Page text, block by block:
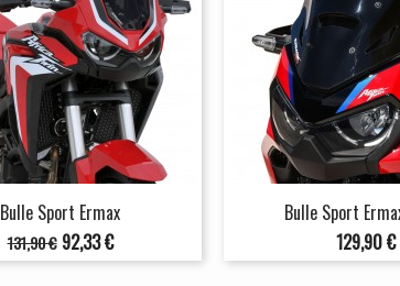
Bulle Sport Ermax
Prix
de
131,90 € Prix
92,33 €
Bulle Sport
Prix
129,90 €